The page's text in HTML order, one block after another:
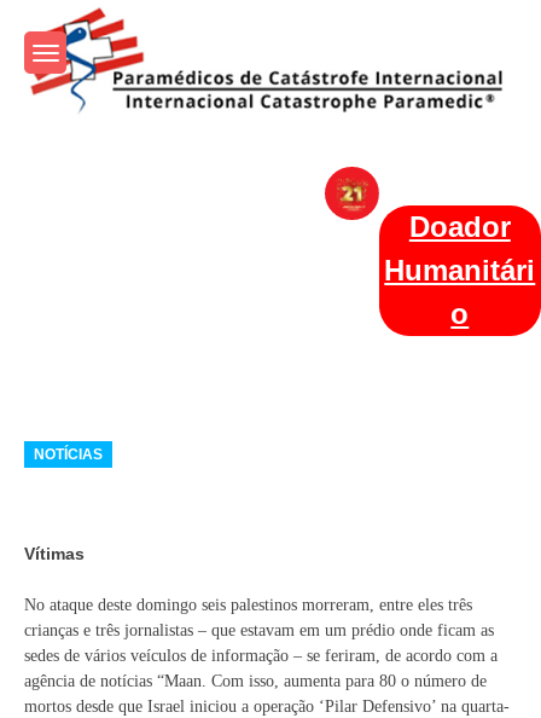
content
Internacional
Doador
Humanitári
o
Categories
NOTÍCIAS
Vítimas
No ataque deste domingo seis palestinos morreram, entre eles três
crianças e três jornalistas – que estavam em um prédio onde ficam as
sedes de vários veículos de informação – se feriram, de acordo com a
agência de notícias “Maan. Com isso, aumenta para 80 o número de
mortos desde que Israel iniciou a operação ‘Pilar Defensivo’ na quarta-